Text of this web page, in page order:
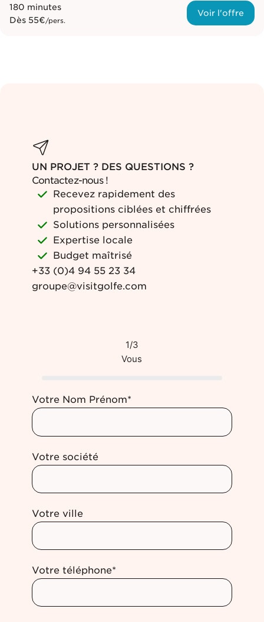
180 minutes
Dès 55€/pers.
Voir l'offre
UN PROJET ? DES QUESTIONS ?
Contactez-nous !
Recevez rapidement des
propositions ciblées et chiffrées
Solutions personnalisées
Expertise locale
Budget maîtrisé
+33 (0)4 94 55 23 34
groupe@visitgolfe.com
1/3
Vous
Votre Nom Prénom*
Votre société
Votre ville
Votre téléphone*